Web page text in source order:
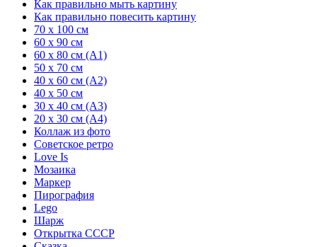
Как правильно мыть картину
Как правильно повесить картину
70 x 100 см
60 x 90 см
60 x 80 см (А1)
50 x 70 см
40 x 60 см (А2)
40 x 50 см
30 x 40 см (А3)
20 x 30 см (А4)
Коллаж из фото
Советское ретро
Love Is
Мозаика
Маркер
Пирография
Lego
Шарж
Открытка СССР